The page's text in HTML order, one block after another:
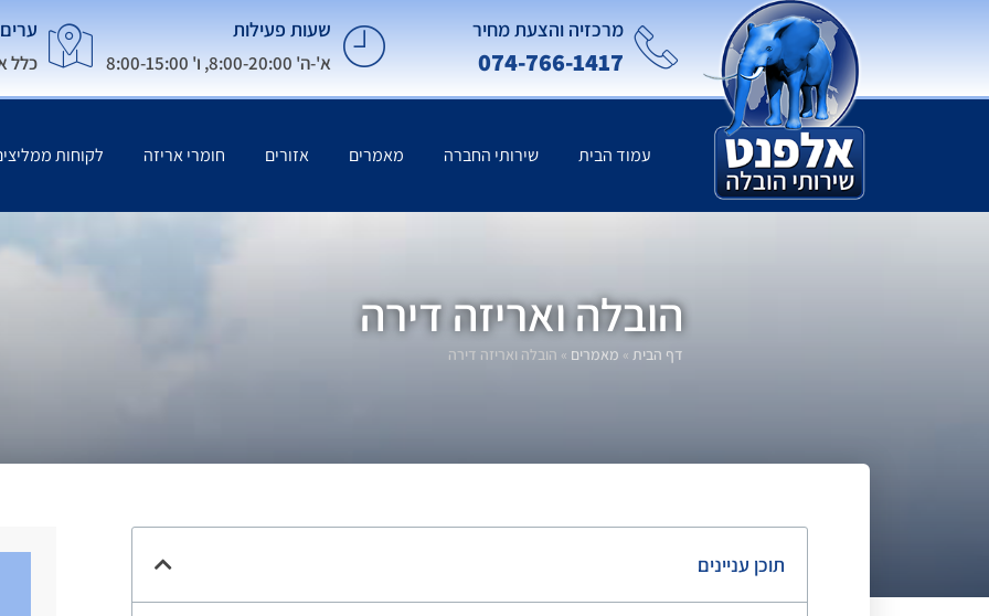
מרכזיה והצעת מחיר
074-766-1417
שעות פעילות
א'-ה' 8:00-20:00, ו' 8:00-15:00 כלל
עמוד הבית שירותי החברה מאמרים אזורים חומרי אריזה לקוחות
הובלה ואריזה דירה
דף הבית» מאמרים » הובלה ואריזה דירה
תוכן עניינים